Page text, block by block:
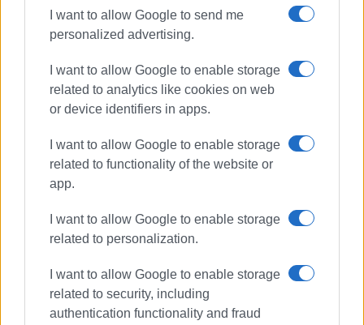
I want to allow Google to send me
personalized advertising.
I want to allow Google to enable storage
related to analytics like cookies on web
or device identifiers in apps.
I want to allow Google to enable storage
related to functionality of the website or
app.
I want to allow Google to enable storage
related to personalization.
I want to allow Google to enable storage
related to security, including
authentication functionality and fraud
• ποιο είναι το αίτημα που εστάλη στην ΕΤΑΔ όπως
δεσμεύθηκε ο περιφερειάρχης, ποια η τυχόν απάντηση
της ηγεσίας της αυτοδιοίκησης της Κέρκυρας για την
τύχη του μνημείου;
Περιφερειάρχης ΠΙΝ 2014-2019
Περιφερειακός Σύμβουλος ΠΕ Κεφαλληνίας
Επικεφαλής ΑΝΑΣΑ
Εμφανίσεις: 119